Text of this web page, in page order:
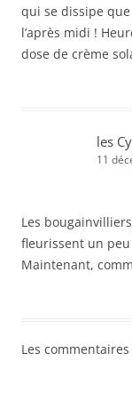
qui se dissipe
l’après midi !
dose de crème
les
11
Les
fleurissent un
Maintenant,
Les